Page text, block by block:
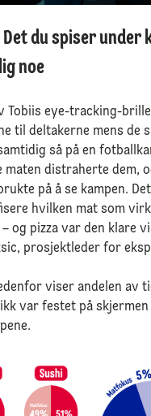
du spiser under
noe
Tobiis eye-tracking-
til deltakerne mens de
så på en
maten distraherte dem,
på å se kampen.
hvilken mat som
og pizza var den klare
prosjektleder for
viser andelen av
var festet på skjermen